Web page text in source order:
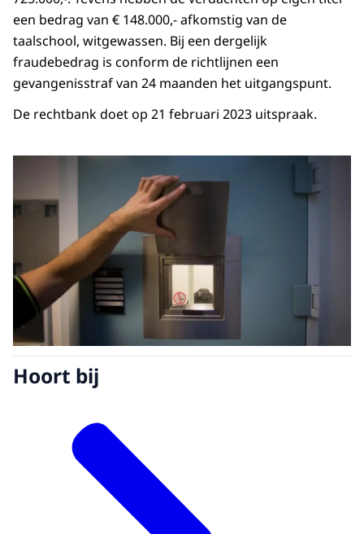
een bedrag van € 148.000,- afkomstig van de
taalschool, witgewassen. Bij een dergelijk
fraudebedrag is conform de richtlijnen een
gevangenisstraf van 24 maanden het uitgangspunt.
De rechtbank doet op 21 februari 2023 uitspraak.
Hoort bij